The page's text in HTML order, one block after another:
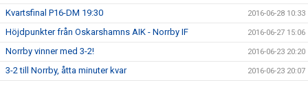
Kvartsfinal P16-DM 19:30 2016-06-28 10:33
Höjdpunkter från Oskarshamns AIK - Norrby IF 2016-06-27 15:06
Norrby vinner med 3-2! 2016-06-23 20:20
3-2 till Norrby, åtta minuter kvar 2016-06-23 20:07